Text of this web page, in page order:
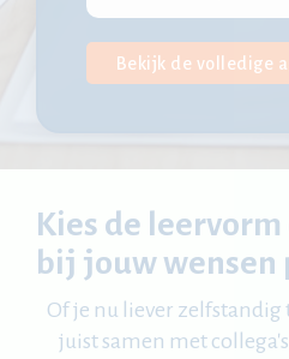
Bekijk de volledige
Kies de
bij jouw wensen
Of je nu liever
juist samen met